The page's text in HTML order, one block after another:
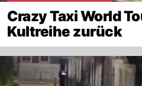
Crazy Taxi World
Kultreihe zurück